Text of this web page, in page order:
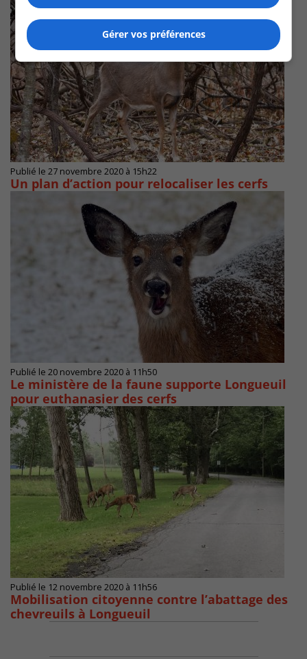
Publié le 27 novembre 2020 à 15h22
Un plan d’action pour relocaliser les cerfs
Publié le 20 novembre 2020 à 11h50
Le ministère de la faune supporte Longueuil
pour euthanasier des cerfs
Publié le 12 novembre 2020 à 11h56
Mobilisation citoyenne contre l’abattage des
chevreuils à Longueuil
Gérer vos préférences